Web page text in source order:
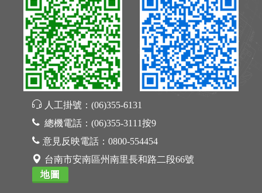
人工掛號： (06)355-6131
總機電話： (06)355-3111按9
意見反映電話： 0800-554454
台南市安南區州南里長和路二段66號
地圖